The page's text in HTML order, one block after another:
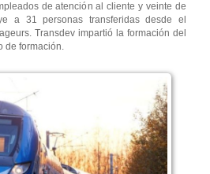
de atención al cliente y veinte de
a 31 personas transferidas desde el
Transdev impartió la formación del
de formación.